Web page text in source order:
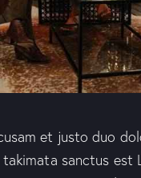
et justo duo
sanctus